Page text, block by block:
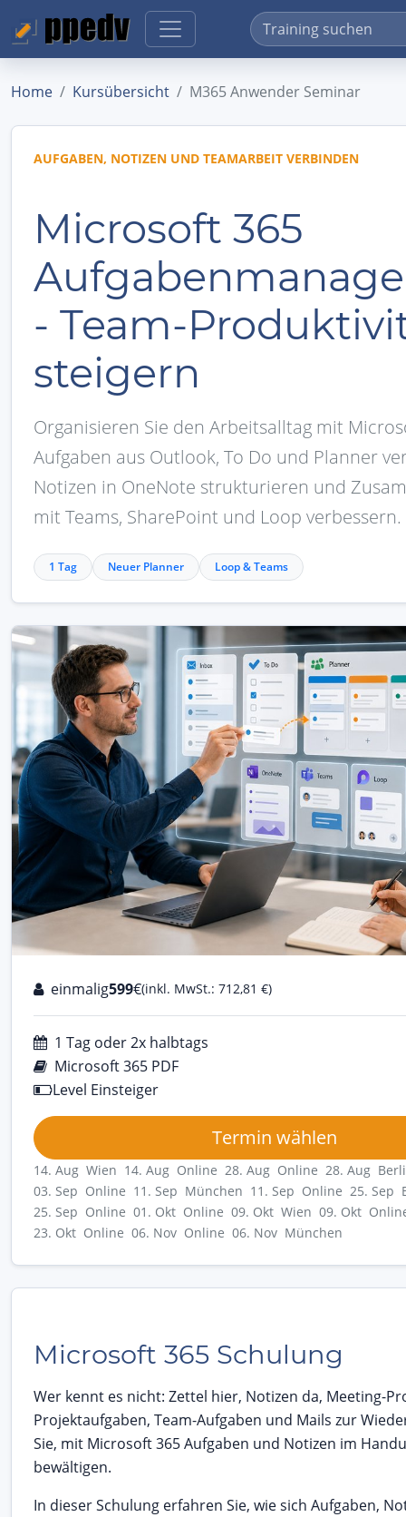
Home Kursübersicht M365 Anwender Seminar
AUFGABEN, NOTIZEN UND TEAMARBEIT VERBINDEN
Microsoft 365
- Team-
steigern
Organisieren Sie den Arbeitsalltag mit
Aufgaben aus Outlook, To Do und Planner
Notizen in OneNote strukturieren und
mit Teams, SharePoint und Loop verbessern.
1 Tag Neuer Planner Loop & Teams
einmalig599€(inkl. MwSt.: 712,81 €)
1 Tag oder 2x halbtags
Microsoft 365 PDF
Level Einsteiger
Termin wählen
14. Aug Wien 14. Aug Online 28. Aug Online 28. Aug
03. Sep Online 11. Sep München 11. Sep Online 25. Sep
25. Sep Online 01. Okt Online 09. Okt Wien 09. Okt
23. Okt Online 06. Nov Online 06. Nov München
Microsoft 365 Schulung
Wer kennt es nicht: Zettel hier, Notizen da, Meeting-
Projektaufgaben, Team-Aufgaben und Mails zur
Sie, mit Microsoft 365 Aufgaben und Notizen im
bewältigen.
In dieser Schulung erfahren Sie, wie sich Aufgaben,